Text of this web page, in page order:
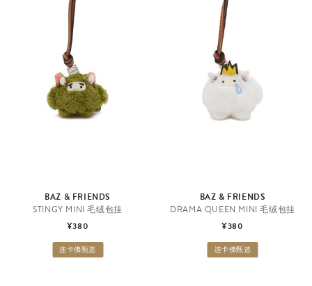
BAZ & FRIENDS
STINGY MINI 毛绒包挂
¥380
连卡佛甄选
BAZ & FRIENDS
DRAMA QUEEN MINI 毛绒包挂
¥380
连卡佛甄选